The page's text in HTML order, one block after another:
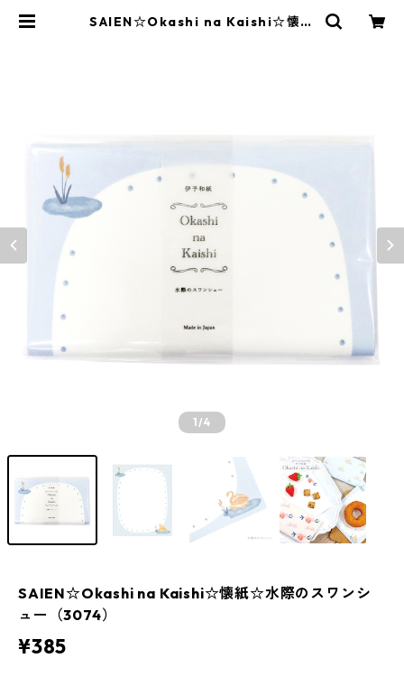
SAIEN☆Okashi na Kaishi☆懐紙
1/4
SAIEN☆Okashi na Kaishi☆懐紙☆水際のスワンシ
ュー（3074）
¥385